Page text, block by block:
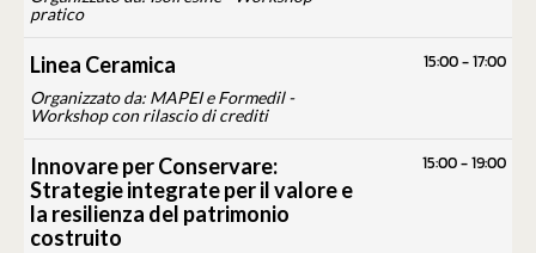
pratico
Linea Ceramica
Organizzato da: MAPEI e Formedil -
Workshop con rilascio di crediti
15:00-17:00
Innovare per Conservare:
Strategie integrate per il valore e
la resilienza del patrimonio
costruito
15:00-19:00